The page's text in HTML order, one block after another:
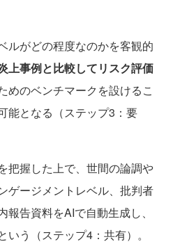
ルがどの程度なのかを客観的
上事例と比較してリスク評価
めのベンチマークを設けるこ
能となる（ステップ3：要
把握した上で、世間の論調や
ゲージメントレベル、批判者
告資料をAIで自動生成し、
う（ステップ4：共有）。